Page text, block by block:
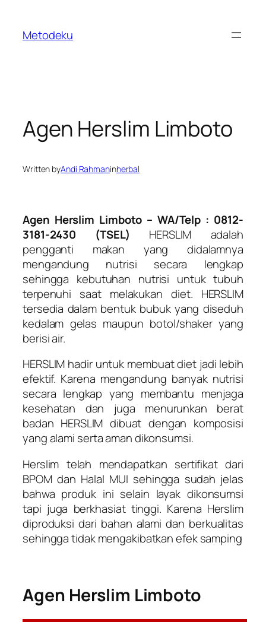
content
Metodeku
Agen Herslim Limboto
Written byAndi Rahmaninherbal
Agen Herslim Limboto – WA/Telp : 0812-
3181-2430 (TSEL) HERSLIM adalah
pengganti makan yang didalamnya
mengandung nutrisi secara lengkap
sehingga kebutuhan nutrisi untuk tubuh
terpenuhi saat melakukan diet. HERSLIM
tersedia dalam bentuk bubuk yang diseduh
kedalam gelas maupun botol/shaker yang
berisi air.
HERSLIM hadir untuk membuat diet jadi lebih
efektif. Karena mengandung banyak nutrisi
secara lengkap yang membantu menjaga
kesehatan dan juga menurunkan berat
badan HERSLIM dibuat dengan komposisi
yang alami serta aman dikonsumsi.
Herslim telah mendapatkan sertifikat dari
BPOM dan Halal MUI sehingga sudah jelas
bahwa produk ini selain layak dikonsumsi
tapi juga berkhasiat tinggi. Karena Herslim
diproduksi dari bahan alami dan berkualitas
sehingga tidak mengakibatkan efek samping
Agen Herslim Limboto